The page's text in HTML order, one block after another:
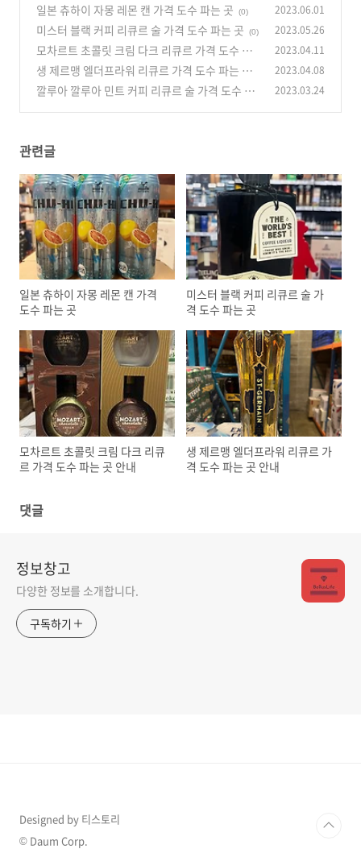
일본 츄하이 자몽 레몬 캔 가격 도수 파는 곳
(0) 2023.06.01
미스터 블랙 커피 리큐르 술 가격 도수 파는 곳 (0) 2023.05.26
모차르트 초콜릿 크림 다크 리큐르 가격 도수 파
는 곳 안내
(0)
2023.04.11
생 제르맹 엘더프라워 리큐르 가격 도수 파는 곳
안내
(0)
2023.04.08
깔루아 깔루아 민트 커피 리큐르 술 가격 도수 소
2023.03.24
관련글
일본 츄하이 자몽 레몬 캔 가격
도수 파는 곳
미스터 블랙 커피 리큐르 술 가
격 도수 파는 곳
모차르트 초콜릿 크림 다크 리큐
르 가격 도수 파는 곳 안내
생 제르맹 엘더프라워 리큐르 가
격 도수 파는 곳 안내
댓글
정보창고
다양한 정보를 소개합니다.
구독하기
Designed by 티스토리
© Daum Corp.